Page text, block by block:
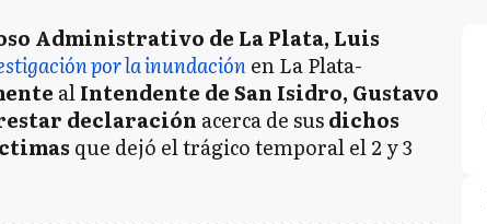
Administrativo de La Plata, Luis
por la inundaciónen La Plata-
alIntendente de San Isidro, Gustavo
declaración acerca de susdichos
que dejó el trágico temporal el 2 y 3